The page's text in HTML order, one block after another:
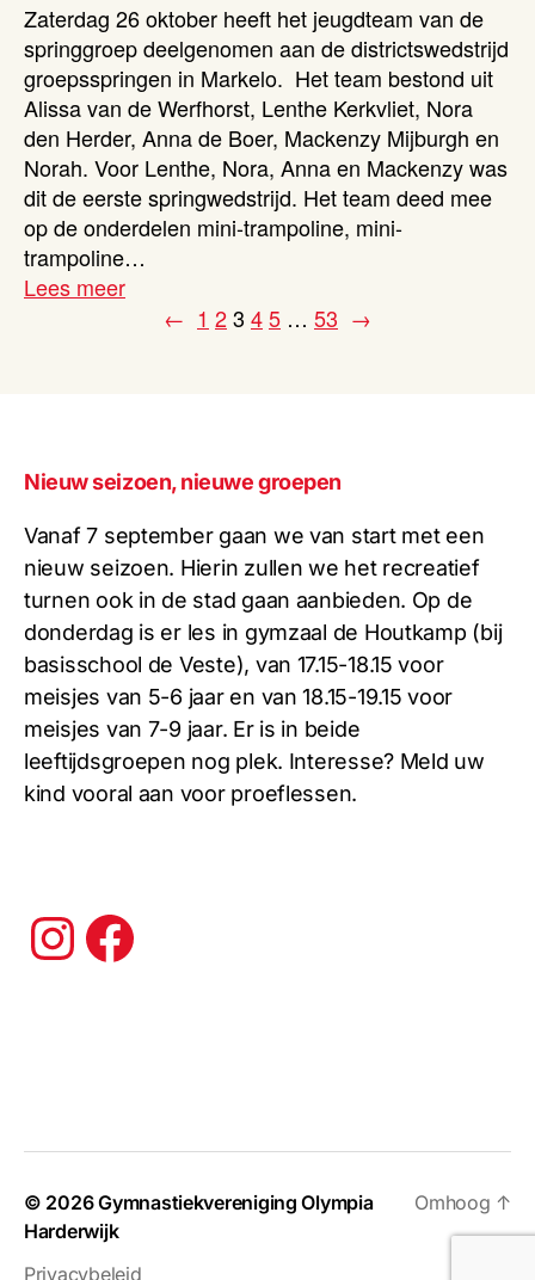
Zaterdag 26 oktober heeft het jeugdteam van de
springgroep deelgenomen aan de districtswedstrijd
groepsspringen in Markelo. Het team bestond uit
Alissa van de Werfhorst, Lenthe Kerkvliet, Nora
den Herder, Anna de Boer, Mackenzy Mijburgh en
Norah. Voor Lenthe, Nora, Anna en Mackenzy was
dit de eerste springwedstrijd. Het team deed mee
op de onderdelen mini-trampoline, mini-
trampoline…
Lees meer
← 1 23 45 … 53 →
Nieuw seizoen, nieuwe groepen
Vanaf 7 september gaan we van start met een
nieuw seizoen. Hierin zullen we het recreatief
turnen ook in de stad gaan aanbieden. Op de
donderdag is er les in gymzaal de Houtkamp (bij
basisschool de Veste), van 17.15-18.15 voor
meisjes van 5-6 jaar en van 18.15-19.15 voor
meisjes van 7-9 jaar. Er is in beide
leeftijdsgroepen nog plek. Interesse? Meld uw
kind vooral aan voor proeflessen.
Instagram
Facebook
© 2026Gymnastiekvereniging Olympia
Harderwijk
Privacybeleid
Omhoog ↑